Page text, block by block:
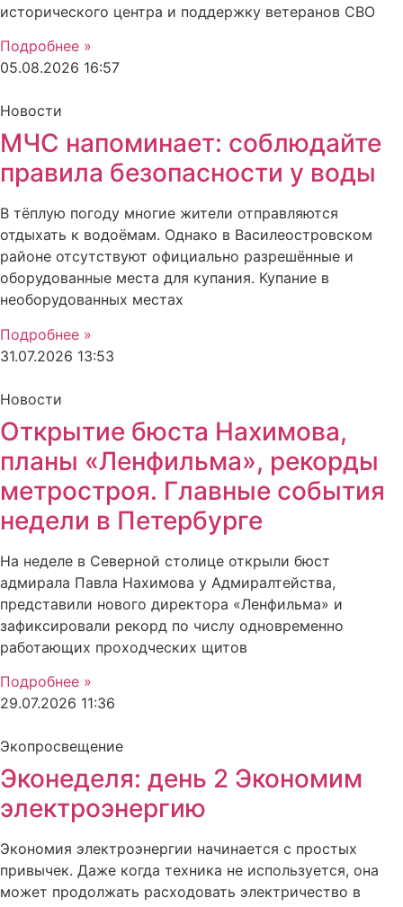
исторического центра и поддержку ветеранов СВО
Подробнее »
05.08.2026 16:57
Новости
МЧС напоминает: соблюдайте
правила безопасности у воды
В тёплую погоду многие жители отправляются
отдыхать к водоёмам. Однако в Василеостровском
районе отсутствуют официально разрешённые и
оборудованные места для купания. Купание в
необорудованных местах
Подробнее »
31.07.2026 13:53
Новости
Открытие бюста Нахимова,
планы «Ленфильма», рекорды
метростроя. Главные события
недели в Петербурге
На неделе в Северной столице открыли бюст
адмирала Павла Нахимова у Адмиралтейства,
представили нового директора «Ленфильма» и
зафиксировали рекорд по числу одновременно
работающих проходческих щитов
Подробнее »
29.07.2026 11:36
Экопросвещение
Эконеделя: день 2 Экономим
электроэнергию
Экономия электроэнергии начинается с простых
привычек. Даже когда техника не используется, она
может продолжать расходовать электричество в